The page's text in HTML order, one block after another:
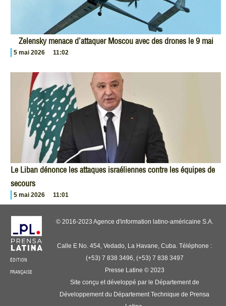
Zelensky menace d’attaquer Moscou avec des drones le 9 mai
5 mai 2026 11:02
Le Liban dénonce les attaques israéliennes contre les équipes de
secours
5 mai 2026 11:01
ÉDITION
FRANÇAISE
© 2016-2023 Agence d'information latino-américaine S.A.
Calle E No. 454, Vedado, La Havane, Cuba. Téléphone :
(+53) 7 838 3496, (+53) 7 838 3497
Presse Latine © 2023
Site conçu et développé par le Département de
Développement du Département Technique de Prensa